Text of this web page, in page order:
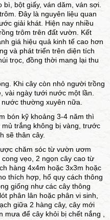
bì, bột giấy, ván dăm, ván sợi.
Đây là nguyên liệu quan
giải khát. Hiện nay nhiều
trôm trên đất vườn. Kết
giá hiệu quả kinh tế cao hơn
và phát triển trên diện tích
trọc, đồng thời mang lại thu
Khi cây còn nhỏ người trồng
vài ngày tưới nước một lần.
thường xuyên nữa.
bón kỹ khoảng 3-4 năm thì
trắng không bị vàng, trước
sẽ thân cây.
chăm sóc từ vườn ươm
vẹo, 2 ngọn cây cao từ
hàng 4x4m hoặc 3x3m hoặc
thích hợp, hố quy cách thông
giống như các cây thông
phân lân hoặc phân vi sinh,
giữa 2 hàng cây, cây mới
mưa để cây khỏi bị chết nắng ,